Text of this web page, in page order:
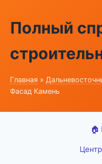
Полный
Главная »
Фасад Камень
🏠